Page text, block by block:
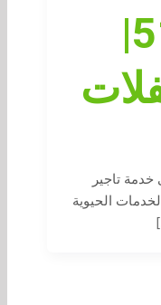
|51678199|
تاجير
الحيوية